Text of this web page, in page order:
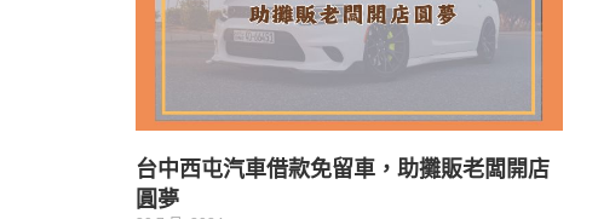
台中西屯汽車借款免留車，助攤販老闆開店
圓夢